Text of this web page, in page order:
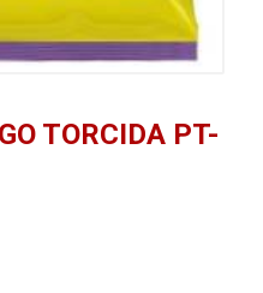
TORCIDA PT-